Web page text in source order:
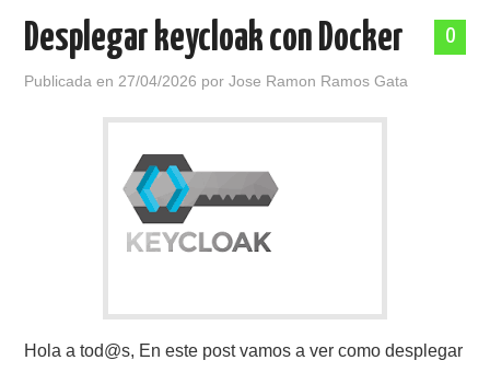
0
Desplegar keycloak con Docker
Publicada en 27/04/2026 porJose Ramon Ramos Gata
Hola a tod@s, En este post vamos a ver como desplegar